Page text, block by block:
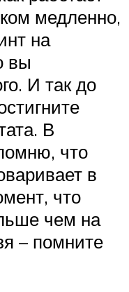
медленно,
на
вы
И так до
В
что
в
что
чем на
– помните